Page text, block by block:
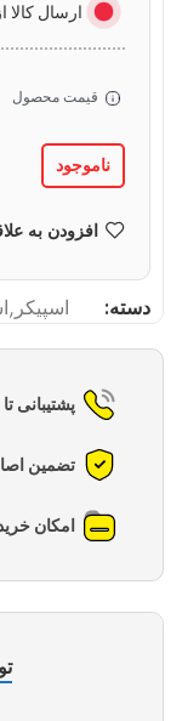
ارسال کالا از ۲ روز کاری دیگر
قیمت محصول
ناموجود
افزودن به
دسته: اسپیکر ,
پشتیبانی تا ۱۲ شب، حتی جمعه‌ها
تضمین
امکان